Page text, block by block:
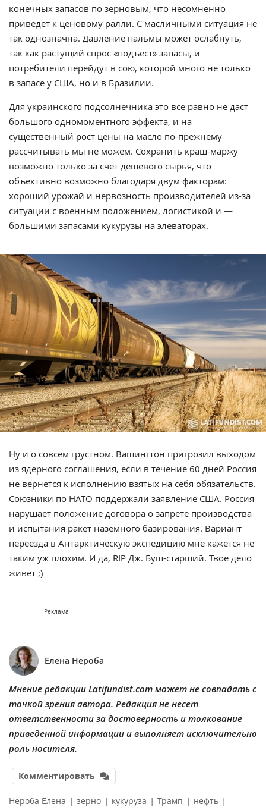
конечных запасов по зерновым, что несомненно
приведет к ценовому ралли. С масличными ситуация не
так однозначна. Давление пальмы может ослабнуть,
так как растущий спрос «подъест» запасы, и
потребители перейдут в сою, которой много не только
в запасе у США, но и в Бразилии.
Для украинского подсолнечника это все равно не даст
большого одномоментного эффекта, и на
существенный рост цены на масло по-прежнему
рассчитывать мы не можем. Сохранить краш-маржу
возможно только за счет дешевого сырья, что
объективно возможно благодаря двум факторам:
хороший урожай и нервозность производителей из-за
ситуации с военным положением, логистикой и —
большими запасами кукурузы на элеваторах.
Ну и о совсем грустном. Вашингтон пригрозил выходом
из ядерного соглашения, если в течение 60 дней Россия
не вернется к исполнению взятых на себя обязательств.
Союзники по НАТО поддержали заявление США. Россия
нарушает положение договора о запрете производства
и испытания ракет наземного базирования. Вариант
переезда в Антарктическую экспедицию мне кажется не
таким уж плохим. И да, RIP Дж. Буш-старший. Твое дело
живет ;)
Реклама
Елена Нероба
Мнение редакции Latifundist.com может не совпадать с
точкой зрения автора. Редакция не несет
ответственности за достоверность и толкование
приведенной информации и выполняет исключительно
роль носителя.
Комментировать
Нероба Елена | зерно | кукуруза | Трамп | нефть |